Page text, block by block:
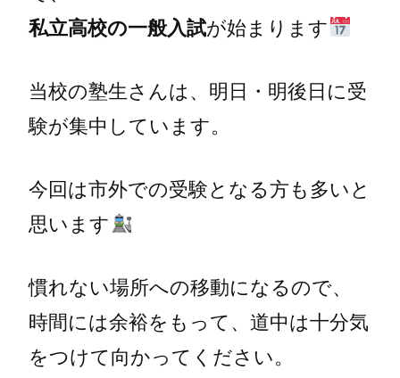
私立高校の一般入試が始まります
当校の塾生さんは、明日・明後日に受
験が集中しています。
今回は市外での受験となる方も多いと
思います
慣れない場所への移動になるので、
時間には余裕をもって、道中は十分気
をつけて向かってください。